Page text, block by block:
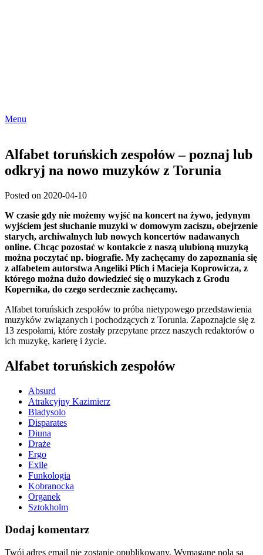
Menu
Alfabet toruńskich zespołów – poznaj lub
odkryj na nowo muzyków z Torunia
Posted on 2020-04-10
W czasie gdy nie możemy wyjść na koncert na żywo, jedynym
wyjściem jest słuchanie muzyki w domowym zaciszu, obejrzenie
starych, archiwalnych lub nowych koncertów nadawanych
online. Chcąc pozostać w kontakcie z naszą ulubioną muzyką
można poczytać np. biografie. My zachęcamy do zapoznania się
z alfabetem autorstwa Angeliki Plich i Macieja Koprowicza, z
którego można dużo dowiedzieć się o muzykach z Grodu
Kopernika, do czego serdecznie zachęcamy.
Alfabet toruńskich zespołów to próba nietypowego przedstawienia
muzyków związanych i pochodzących z Torunia. Zapoznajcie się z
13 zespołami, które zostały przepytane przez naszych redaktorów o
ich muzykę, karierę i życie.
Alfabet toruńskich zespołów
Absurd
Atrakcyjny Kazimierz
Bladysolo
Disparates
Diuna
Draże
Ergo
Exile
Funkologia
Kobranocka
Organek
Sztokholm
Dodaj komentarz
Twój adres email nie zostanie opublikowany. Wymagane pola są